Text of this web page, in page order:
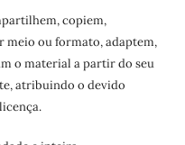
copiem,
ou formato, adaptem,
o material a partir do seu
atribuindo o devido